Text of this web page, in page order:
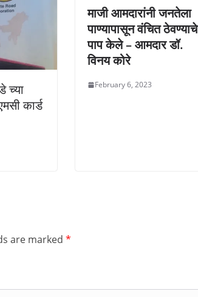
च्या
कार्ड
माजी आमदारांनी जनतेला
पाण्यापासून वंचित ठेवण्याचे
पाप केले – आमदार डॉ.
विनय कोरे
February 6, 2023
are marked *